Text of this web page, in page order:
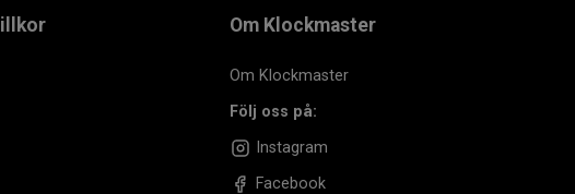
Om Klockmaster
Om Klockmaster
Följ oss på:
Instagram
Facebook